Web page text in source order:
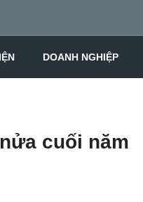
DOANH NGHIỆP
cuối năm